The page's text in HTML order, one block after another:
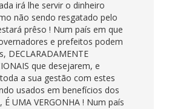
irá lhe servir o dinheiro
não sendo resgatado pelo
prêso ! Num país em que
e prefeitos podem
DECLARADAMENTE
que desejarem, e
a sua gestão com estes
usados em benefícios dos
É UMA VERGONHA ! Num país